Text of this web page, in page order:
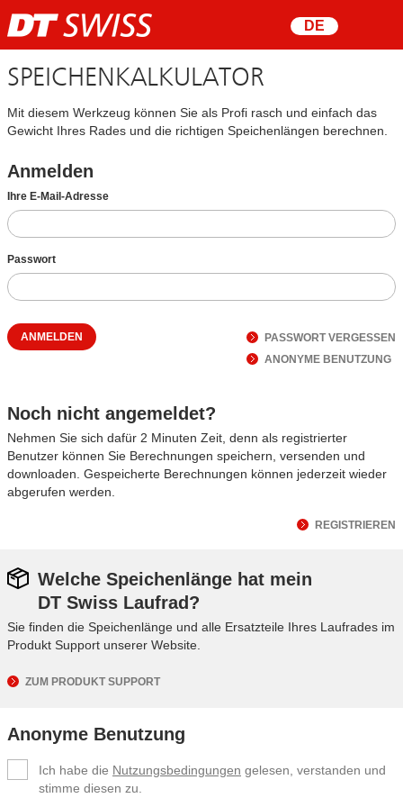
DEUTSCH
ENGLISH
SPEICHENKALKULATOR
Mit diesem Werkzeug können Sie als Profi rasch und einfach das
Gewicht Ihres Rades und die richtigen Speichenlängen berechnen.
Anmelden
Ihre E-Mail-Adresse
Passwort
ANMELDEN
PASSWORT VERGESSEN
ANONYME BENUTZUNG
Noch nicht angemeldet?
Nehmen Sie sich dafür 2 Minuten Zeit, denn als registrierter
Benutzer können Sie Berechnungen speichern, versenden und
downloaden. Gespeicherte Berechnungen können jederzeit wieder
abgerufen werden.
REGISTRIEREN
Welche Speichenlänge hat mein
DT Swiss Laufrad?
Sie finden die Speichenlänge und alle Ersatzteile Ihres Laufrades im
Produkt Support unserer Website.
ZUM PRODUKT SUPPORT
Anonyme Benutzung
Ich habe die Nutzungsbedingungen gelesen, verstanden und
stimme diesen zu.